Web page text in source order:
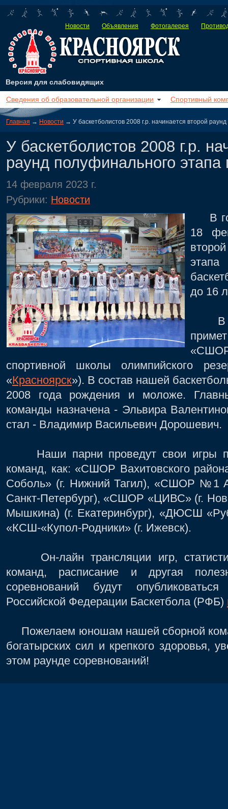
Новости Объявления Фотогалерея
Версия для слабовидящих
Сведения об образовательной организации Спортивный
Главная → Новости → У баскетболистов 2008 г.р. начинается второй
У баскетболистов 2008 г.р.
раунд полуфинального этапа
14 февраля 2023 г.
Рубрики: Новости
В
18
до 16
В
спортивной школы олимпийского
«Красноярск»). В состав нашей
2008 года рождения и моложе.
команды назначена - Эльвира
стал - Владимир Васильевич Дорошевич.
Наши парни проведут свои игры
команд, как: «СШОР Вахитовского
Соболь» (г. Нижний Тагил), «СШОР №1
Санкт-Петербург), «СШОР «ЦИВС» (г.
Мышкина) (г. Екатеринбург), «ДЮСШ
«КСШ-«Купол-Родники» (г. Ижевск).
Он-лайн трансляции игр,
команд, расписание и другая
соревнований будут
Российской Федерации Баскетбола (РФБ)
Пожелаем юношам нашей сборной
богатырских сил и крепкого здоровья,
этом раунде соревнований!